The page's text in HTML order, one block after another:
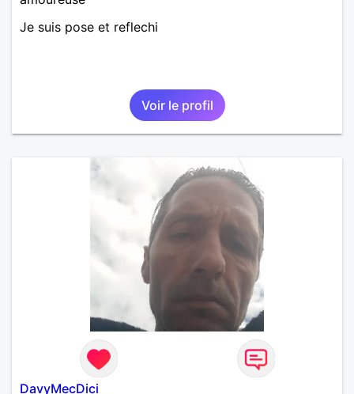
Je suis pose et reflechi
Voir le profil
DavyMecDici